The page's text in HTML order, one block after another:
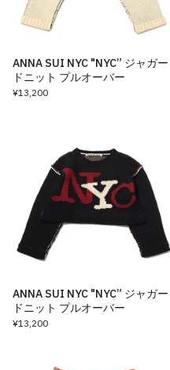
ANNA SUI NYC "NYC” ジャガー
ドニット プルオーバー
¥13,200
ANNA SUI NYC "NYC” ジャガー
ドニット プルオーバー
¥13,200